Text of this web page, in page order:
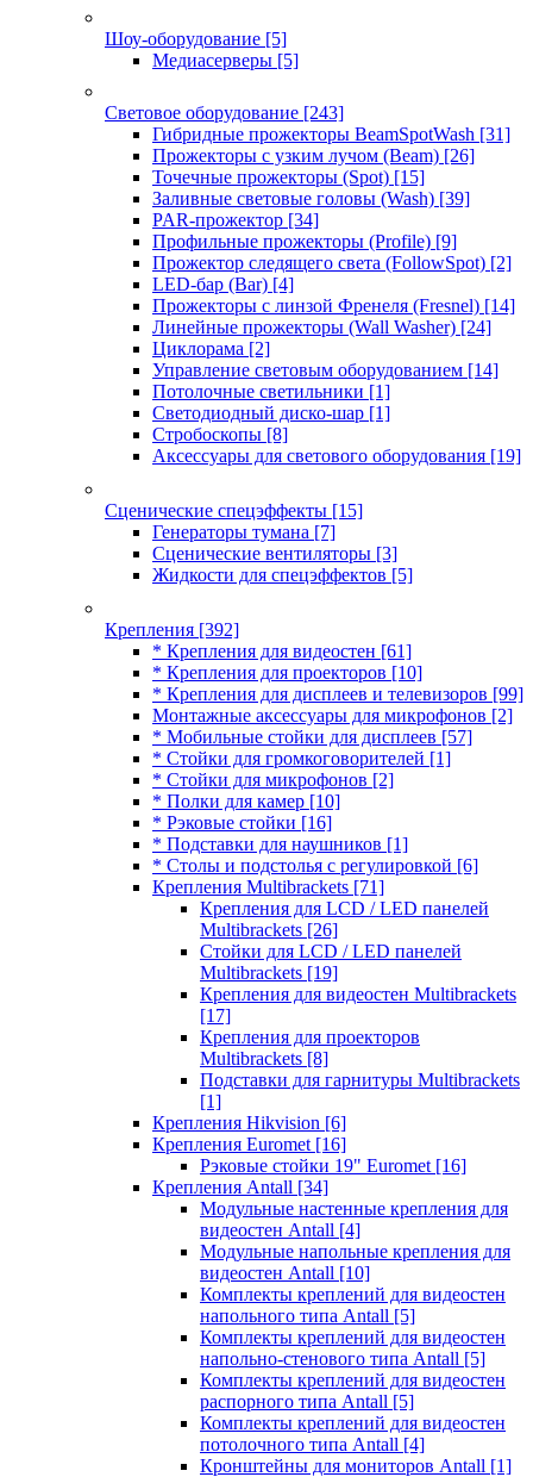
Шоу-оборудование [5]
Медиасерверы [5]
Световое оборудование [243]
Гибридные прожекторы BeamSpotWash [31]
Прожекторы с узким лучом (Beam) [26]
Точечные прожекторы (Spot) [15]
Заливные световые головы (Wash) [39]
PAR-прожектор [34]
Профильные прожекторы (Profile) [9]
Прожектор следящего света (FollowSpot) [2]
LED-бар (Bar) [4]
Прожекторы с линзой Френеля (Fresnel) [14]
Линейные прожекторы (Wall Washer) [24]
Циклорама [2]
Управление световым оборудованием [14]
Потолочные светильники [1]
Светодиодный диско-шар [1]
Стробоскопы [8]
Аксессуары для светового оборудования [19]
Сценические спецэффекты [15]
Генераторы тумана [7]
Сценические вентиляторы [3]
Жидкости для спецэффектов [5]
Крепления [392]
* Крепления для видеостен [61]
* Крепления для проекторов [10]
* Крепления для дисплеев и телевизоров [99]
Монтажные аксессуары для микрофонов [2]
* Мобильные стойки для дисплеев [57]
* Стойки для громкоговорителей [1]
* Стойки для микрофонов [2]
* Полки для камер [10]
* Рэковые стойки [16]
* Подставки для наушников [1]
* Столы и подстолья с регулировкой [6]
Крепления Multibrackets [71]
Крепления для LCD / LED панелей
Multibrackets [26]
Стойки для LCD / LED панелей
Multibrackets [19]
Крепления для видеостен Multibrackets
[17]
Крепления для проекторов
Multibrackets [8]
Подставки для гарнитуры Multibrackets
[1]
Крепления Hikvision [6]
Крепления Euromet [16]
Рэковые стойки 19" Euromet [16]
Крепления Antall [34]
Модульные настенные крепления для
видеостен Antall [4]
Модульные напольные крепления для
видеостен Antall [10]
Комплекты креплений для видеостен
напольного типа Antall [5]
Комплекты креплений для видеостен
напольно-стенового типа Antall [5]
Комплекты креплений для видеостен
распорного типа Antall [5]
Комплекты креплений для видеостен
потолочного типа Antall [4]
Кронштейны для мониторов Antall [1]